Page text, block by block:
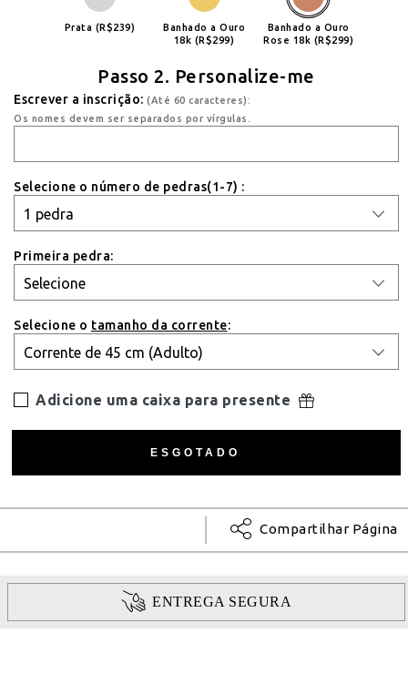
Prata (R$239)
Banhado a Ouro
18k (R$299)
Banhado a Ouro
Rose 18k (R$299)
Passo 2. Personalize-me
Escrever a inscrição: (Até 60 caracteres):
Os nomes devem ser separados por vírgulas.
Selecione o número de pedras(1-7) :
Primeira pedra:
Selecione o tamanho da corrente:
Adicione uma caixa para presente
Compartilhar Página
ENTREGA SEGURA